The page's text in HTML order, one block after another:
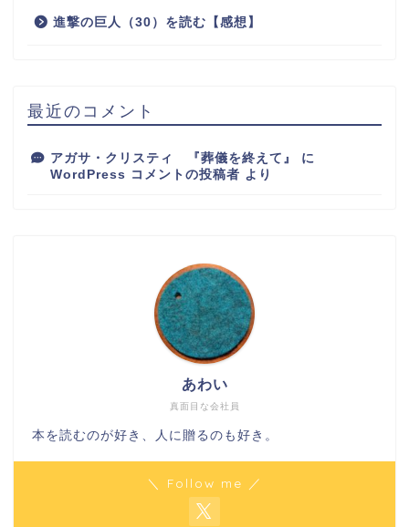
進撃の巨人（30）を読む【感想】
最近のコメント
アガサ・クリスティ 『葬儀を終えて』
に
WordPress コメントの投稿者 より
真面目な会社員
あわい
本を読むのが好き、人に贈るのも好き。
＼ Follow me ／